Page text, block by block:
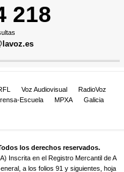
218
Voz Audiovisual
RadioVoz
Escuela MPXA
Galicia
los derechos reservados.
Inscrita en el Registro Mercantil de A
a los folios 91 y siguientes, hoja